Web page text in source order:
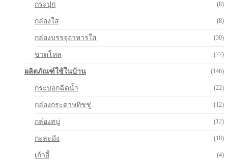
กระปุก (8)
กล่องใส (8)
กล่องบรรจุอาหารใส (30)
ขวดโหล (77)
ผลิตภัณฑ์ใช้ในบ้าน (146)
กระบอกฉีดน้ำ (22)
กล่องกระดาษทิชชู่ (12)
กล่องสบู่ (12)
กะละมัง (18)
เก้าอี้ (4)